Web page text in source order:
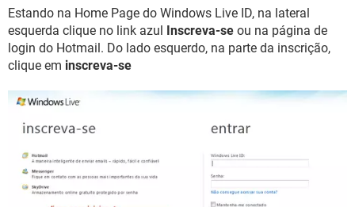
Estando na Home Page do Windows Live ID, na lateral
esquerda clique no link azul Inscreva-se ou na página de
login do Hotmail. Do lado esquerdo, na parte da inscrição,
clique em inscreva-se